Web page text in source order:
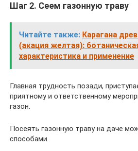
Шаг 2. Сеем газонную траву
Читайте также: Карагана
(акация желтая):
характеристика и применение
Главная трудность позади,
приятному и ответственному
газон.
Посеять газонную траву на даче
способами.